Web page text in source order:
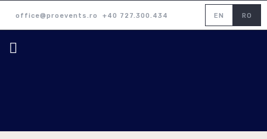
office@proevents.ro +40 727.300.434 EN RO